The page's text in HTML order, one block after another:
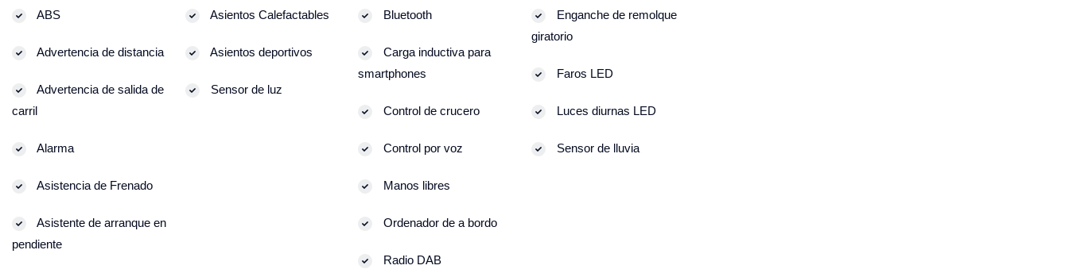
ABS
Advertencia de distancia
Advertencia de salida de
carril
Alarma
Asistencia de Frenado
Asistente de arranque en
pendiente
Asientos Calefactables
Asientos deportivos
Sensor de luz
Bluetooth
Carga inductiva para
smartphones
Control de crucero
Control por voz
Manos libres
Ordenador de a bordo
Radio DAB
Enganche de remolque
giratorio
Faros LED
Luces diurnas LED
Sensor de lluvia